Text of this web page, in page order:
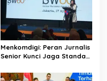
Menkomdigi: Peran Jurnalis
Senior Kunci Jaga Standar
Berkualitas